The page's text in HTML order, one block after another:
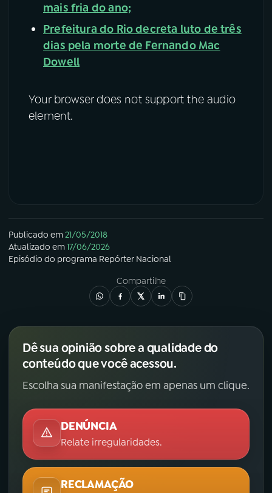
mais fria do ano;
Prefeitura do Rio decreta luto de três
dias pela morte de Fernando Mac
Dowell
Your browser does not support the audio
element.
Publicado em21/05/2018
Atualizado em17/06/2026
Episódio do programa Repórter Nacional
Compartilhe
Dê sua opinião sobre a qualidade do
conteúdo que você acessou.
Escolha sua manifestação em apenas um clique.
DENÚNCIA
Relate irregularidades.
RECLAMAÇÃO